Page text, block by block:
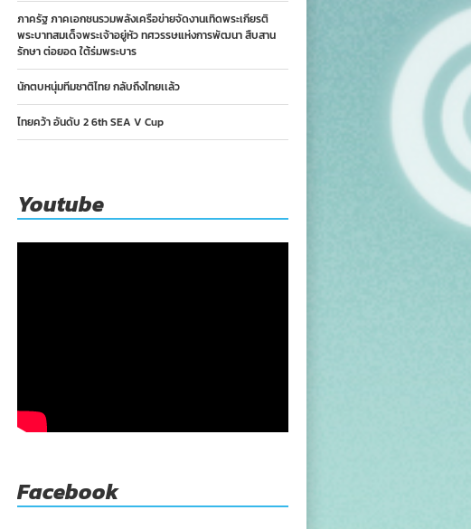
ภาครัฐ ภาคเอกชนรวมพลังเครือข่ายจัดงานเทิดพระเกียรติ
พระบาทสมเด็จพระเจ้าอยู่หัว ทศวรรษแห่งการพัฒนา สืบสาน
รักษา ต่อยอด ใต้ร่มพระบาร
นักตบหนุ่มทีมชาติไทย กลับถึงไทยเเล้ว
ไทยคว้า อันดับ 2 6th SEA V Cup
Youtube
Facebook